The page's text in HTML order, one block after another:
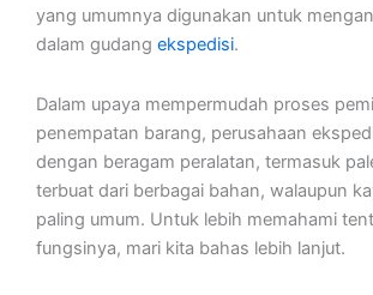
yang umumnya digunakan untuk
dalam gudang ekspedisi.
Dalam upaya mempermudah proses
penempatan barang, perusahaan
dengan beragam peralatan, termasuk
terbuat dari berbagai bahan, walaupun
paling umum. Untuk lebih memahami
fungsinya, mari kita bahas lebih lanjut.